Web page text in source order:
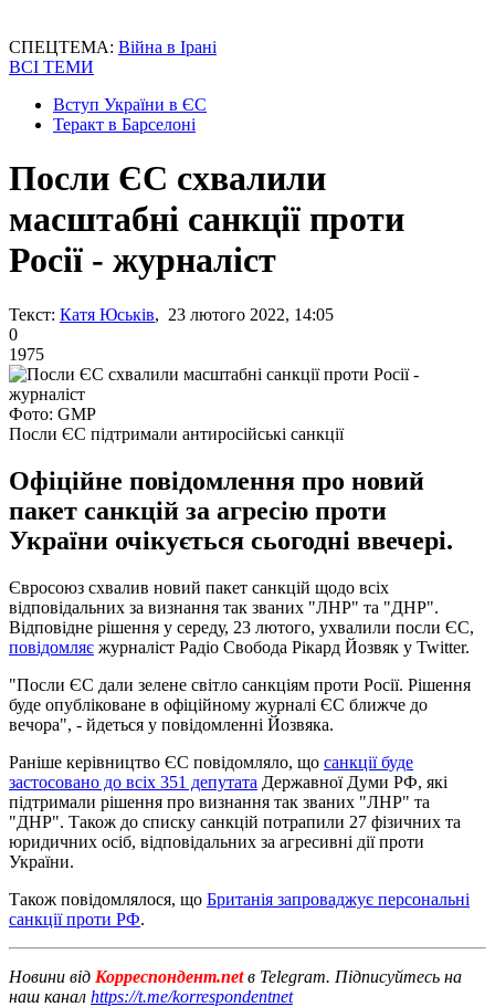
СПЕЦТЕМА: Війна в Ірані
ВСІ ТЕМИ
Вступ України в ЄС
Теракт в Барселоні
Посли ЄС схвалили
масштабні санкції проти
Росії - журналіст
Текст: Катя Юськів, 23 лютого 2022, 14:05
0
1975
Фото: GMP
Посли ЄС підтримали антиросійські санкції
Офіційне повідомлення про новий
пакет санкцій за агресію проти
України очікується сьогодні ввечері.
Євросоюз схвалив новий пакет санкцій щодо всіх
відповідальних за визнання так званих "ЛНР" та "ДНР".
Відповідне рішення у середу, 23 лютого, ухвалили посли ЄС,
повідомляє журналіст Радіо Свобода Рікард Йозвяк у Twitter.
"Посли ЄС дали зелене світло санкціям проти Росії. Рішення
буде опубліковане в офіційному журналі ЄС ближче до
вечора", - йдеться у повідомленні Йозвяка.
Раніше керівництво ЄС повідомляло, що санкції буде
застосовано до всіх 351 депутата Державної Думи РФ, які
підтримали рішення про визнання так званих "ЛНР" та
"ДНР". Також до списку санкцій потрапили 27 фізичних та
юридичних осіб, відповідальних за агресивні дії проти
України.
Також повідомлялося, що Британія запроваджує персональні
санкції проти РФ.
Новини від Корреспондент.netв Telegram. Підписуйтесь на
наш канал https://t.me/korrespondentnet